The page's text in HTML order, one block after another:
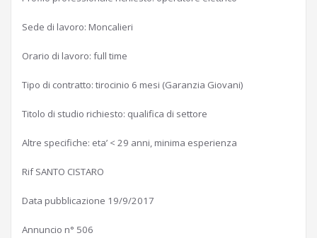
Sede di lavoro: Moncalieri
Orario di lavoro: full time
Tipo di contratto: tirocinio 6 mesi (Garanzia Giovani)
Titolo di studio richiesto: qualifica di settore
Altre specifiche: eta’ < 29 anni, minima esperienza
Rif SANTO CISTARO
Data pubblicazione 19/9/2017
Annuncio n° 506